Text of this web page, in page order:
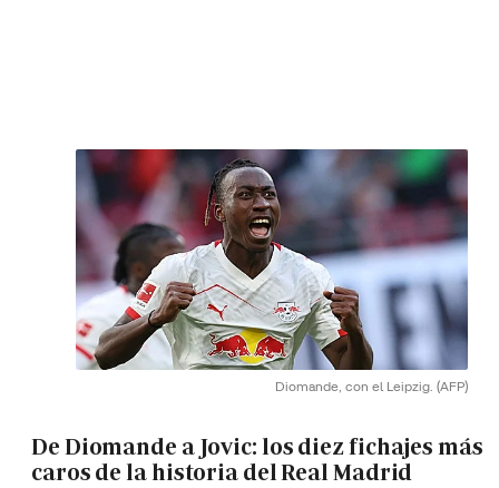
Diomande, con el Leipzig. (AFP)
De Diomande a Jovic: los diez fichajes más
caros de la historia del Real Madrid